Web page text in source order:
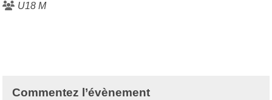
U18 M
Commentez l’évènement